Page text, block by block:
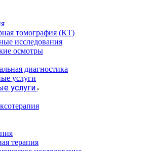
томография (КТ)
исследования
осмотры
диагностика
услуги
терапия